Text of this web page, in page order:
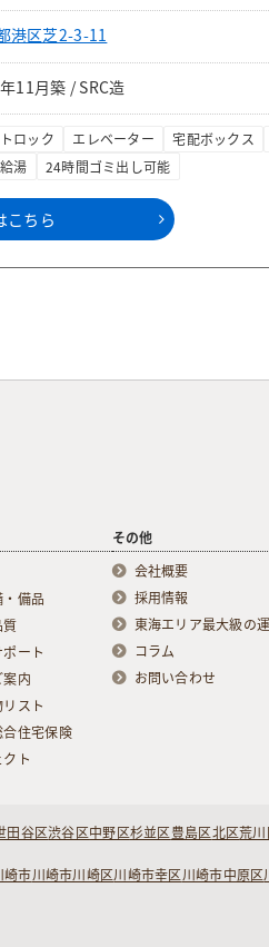
港区芝2-3-11
11月築 / SRC造
ロック エレベーター 宅配ボックス
湯
24時間ゴミ出し可能
こちら
備品
ート
内
スト
住宅保険
ト
その他
会社概要
採用情報
東海エリア最大級の
コラム
お問い合わせ
田谷区渋谷区中野区杉並区豊島区北区荒
崎市川崎市川崎区川崎市幸区川崎市中原区